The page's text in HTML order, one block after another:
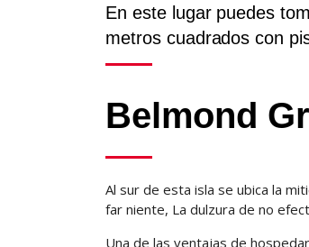
En este lugar puedes
metros cuadrados con
Belmond
Al sur de esta isla se ubica la
far niente, La dulzura de no
Una de las ventajas de